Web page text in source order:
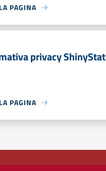
PAGINA
privacy ShinyStat
PAGINA